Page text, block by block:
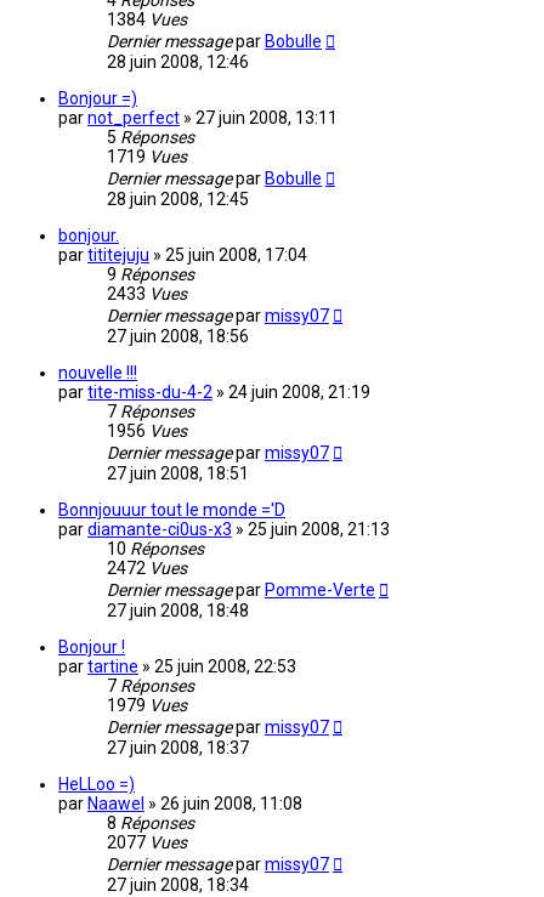
1384 Vues
Dernier messagepar Bobulle
28 juin 2008, 12:46
Bonjour =)
parnot_perfect » 27 juin 2008, 13:11
5 Réponses
1719 Vues
Dernier messagepar Bobulle
28 juin 2008, 12:45
bonjour.
partititejuju » 25 juin 2008, 17:04
9 Réponses
2433 Vues
Dernier messageparmissy07
27 juin 2008, 18:56
nouvelle !!!
partite-miss-du-4-2 » 24 juin 2008, 21:19
7 Réponses
1956 Vues
Dernier messageparmissy07
27 juin 2008, 18:51
Bonnjouuur tout le monde ='D
pardiamante-ci0us-x3 » 25 juin 2008, 21:13
10 Réponses
2472 Vues
Dernier messagepar Pomme-Verte
27 juin 2008, 18:48
Bonjour !
partartine » 25 juin 2008, 22:53
7 Réponses
1979 Vues
Dernier messageparmissy07
27 juin 2008, 18:37
HeLLoo =)
par Naawel » 26 juin 2008, 11:08
8 Réponses
2077 Vues
Dernier messageparmissy07
27 juin 2008, 18:34